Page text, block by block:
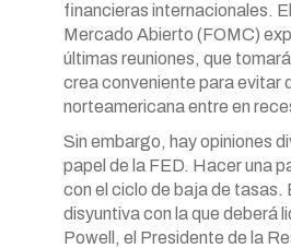
financieras internacionales.
Mercado Abierto (FOMC)
últimas reuniones, que
crea conveniente para evitar
norteamericana entre en
Sin embargo, hay opiniones
papel de la FED. Hacer una
con el ciclo de baja de tasas.
disyuntiva con la que deberá
Powell, el Presidente de la